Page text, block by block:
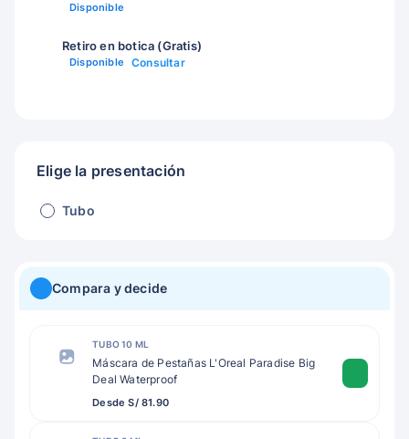
Disponible
Retiro en botica (Gratis)
Disponible Consultar
Elige la presentación
Tubo
Compara y decide
TUBO 10 ML
Máscara de Pestañas L'Oreal Paradise Big
Deal Waterproof
Desde S/ 81.90